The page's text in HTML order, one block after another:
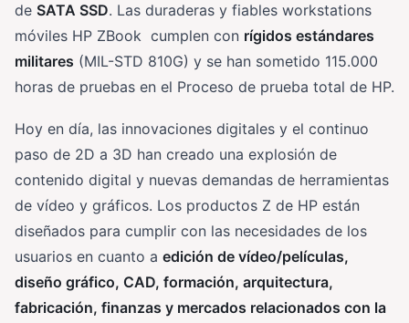
de SATA SSD. Las duraderas y fiables workstations
móviles HP ZBook cumplen con rígidos estándares
militares (MIL-STD 810G) y se han sometido 115.000
horas de pruebas en el Proceso de prueba total de HP.
Hoy en día, las innovaciones digitales y el continuo
paso de 2D a 3D han creado una explosión de
contenido digital y nuevas demandas de herramientas
de vídeo y gráficos. Los productos Z de HP están
diseñados para cumplir con las necesidades de los
usuarios en cuanto a edición de vídeo/películas,
diseño gráfico, CAD, formación, arquitectura,
fabricación, finanzas y mercados relacionados con la